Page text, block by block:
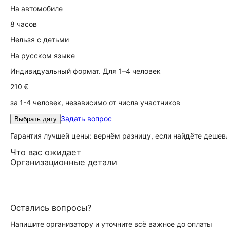
На автомобиле
8 часов
Нельзя с детьми
На русском языке
Индивидуальный формат. Для 1–4 человек
210 €
за 1-4 человек, независимо от числа участников
Выбрать дату Задать вопрос
Гарантия лучшей цены: вернём разницу, если найдёте
Что вас ожидает
Организационные детали
Остались вопросы?
Напишите организатору и уточните всё важное до оплаты